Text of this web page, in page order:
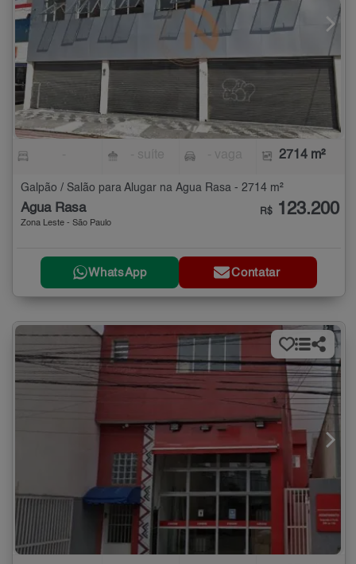
2714 m²
Galpão / Salão para Alugar na Água Rasa - 2714 m²
Água Rasa
Zona Leste - São Paulo
R$ 123.200
WhatsApp Contatar